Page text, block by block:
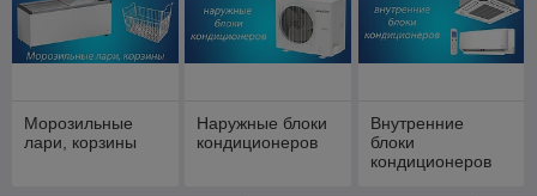
Морозильные
лари, корзины
Наружные блоки
кондиционеров
Внутренние
блоки
кондиционеров